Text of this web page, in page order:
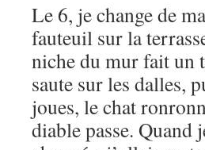
Le 6, je change de
fauteuil sur la
niche du mur fait un
saute sur les dalles,
joues, le chat
diable passe. Quand